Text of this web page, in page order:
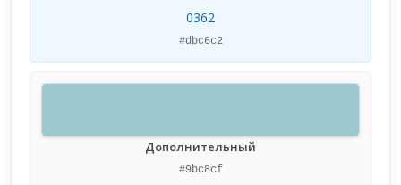
0362
#dbc6c2
Дополнительный
#9bc8cf